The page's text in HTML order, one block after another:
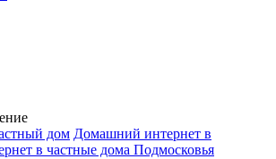
дом Домашний интернет в
в частные дома Подмосковья